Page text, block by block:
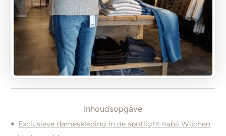
Inhoudsopgave
Exclusieve dameskleding in de spotlight nabij Wijchen